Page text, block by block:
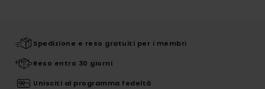
Spedizione e reso gratuiti per i membri
Reso entro 30 giorni
Unisciti al programma fedeltà